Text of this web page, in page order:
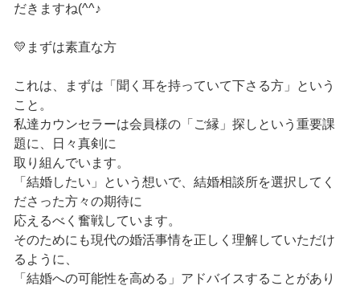
だきますね(^^♪
💛まずは素直な方
これは、まずは「聞く耳を持っていて下さる方」という
こと。
私達カウンセラーは会員様の「ご縁」探しという重要課
題に、日々真剣に
取り組んでいます。
「結婚したい」という想いで、結婚相談所を選択してく
ださった方々の期待に
応えるべく奮戦しています。
そのためにも現代の婚活事情を正しく理解していただけ
るように、
「結婚への可能性を高める」アドバイスすることがあり